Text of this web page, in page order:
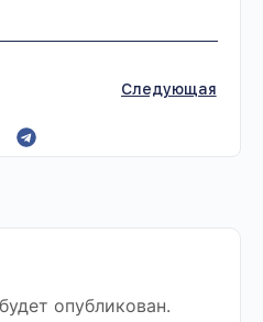
Следующая
опубликован.